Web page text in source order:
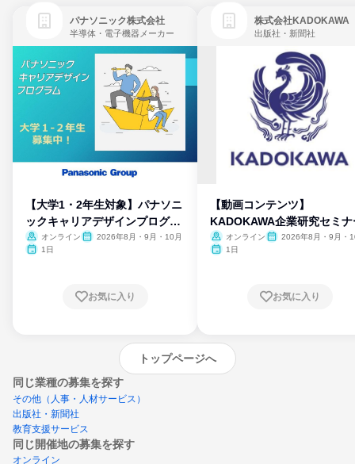
パナソニック株式会社
半導体・電子機器メーカー
【大学1・2年生対象】パナソニ
ックキャリアデザインプログラ
ム
オンライン
2026年8月・9月・10月
1日
お気に入り
株式会社KADOKAWA
出版社・新聞社
【動画コンテンツ】
KADOKAWA企業研究セミナ
オンライン
2026年8月・9月・
1日
お気に入り
トップページへ
同じ業種の募集を探す
その他（人事・人材サービス）
出版社・新聞社
教育支援サービス
同じ開催地の募集を探す
オンライン